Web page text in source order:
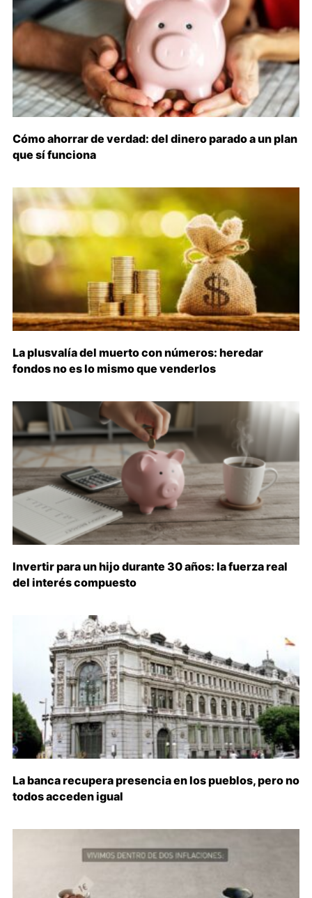
Cómo ahorrar de verdad: del dinero parado a un plan
que sí funciona
La plusvalía del muerto con números: heredar
fondos no es lo mismo que venderlos
Invertir para un hijo durante 30 años: la fuerza real
del interés compuesto
La banca recupera presencia en los pueblos, pero no
todos acceden igual